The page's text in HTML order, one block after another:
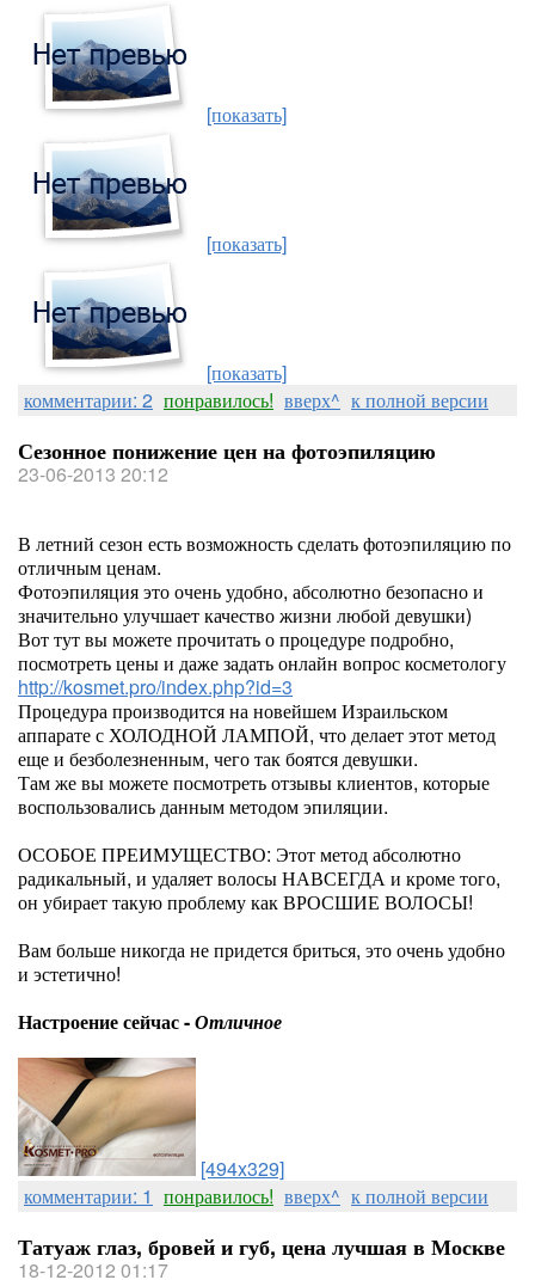
[показать]
[показать]
[показать]
комментарии: 2 понравилось! вверх^ к полной версии
Сезонное понижение цен на фотоэпиляцию
23-06-2013 20:12
В летний сезон есть возможность сделать фотоэпиляцию по
отличным ценам.
Фотоэпиляция это очень удобно, абсолютно безопасно и
значительно улучшает качество жизни любой девушки)
Вот тут вы можете прочитать о процедуре подробно,
посмотреть цены и даже задать онлайн вопрос косметологу
http://kosmet.pro/index.php?id=3
Процедура производится на новейшем Израильском
аппарате с ХОЛОДНОЙ ЛАМПОЙ, что делает этот метод
еще и безболезненным, чего так боятся девушки.
Там же вы можете посмотреть отзывы клиентов, которые
воспользовались данным методом эпиляции.
ОСОБОЕ ПРЕИМУЩЕСТВО: Этот метод абсолютно
радикальный, и удаляет волосы НАВСЕГДА и кроме того,
он убирает такую проблему как ВРОСШИЕ ВОЛОСЫ!
Вам больше никогда не придется бриться, это очень удобно
и эстетично!
Настроение сейчас -Отличное
[494x329]
комментарии: 1 понравилось! вверх^ к полной версии
Татуаж глаз, бровей и губ, цена лучшая в Москве
18-12-2012 01:17